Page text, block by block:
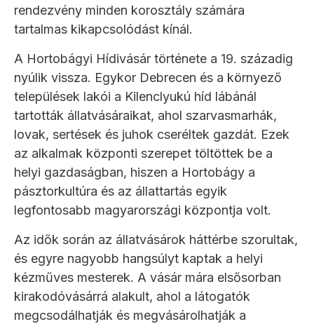
rendezvény minden korosztály számára
tartalmas kikapcsolódást kínál.
A Hortobágyi Hídivásár története a 19. századig
nyúlik vissza. Egykor Debrecen és a környező
települések lakói a Kilenclyukú híd lábánál
tartották állatvásáraikat, ahol szarvasmarhák,
lovak, sertések és juhok cseréltek gazdát. Ezek
az alkalmak központi szerepet töltöttek be a
helyi gazdaságban, hiszen a Hortobágy a
pásztorkultúra és az állattartás egyik
legfontosabb magyarországi központja volt.
Az idők során az állatvásárok háttérbe szorultak,
és egyre nagyobb hangsúlyt kaptak a helyi
kézműves mesterek. A vásár mára elsősorban
kirakodóvásárrá alakult, ahol a látogatók
megcsodálhatják és megvásárolhatják a